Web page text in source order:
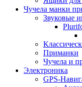
Чучела манки
Звуковые
Приманки
Чучела и
Электроника
GPS-